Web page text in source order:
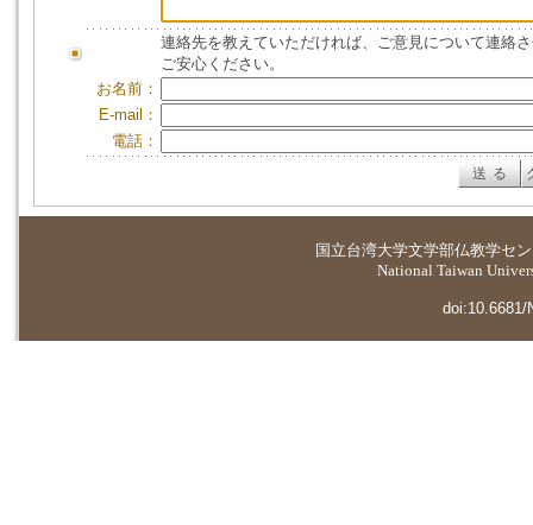
連絡先を教えていただければ、ご意見について連絡
ご安心ください。
お名前：
E-mail：
電話：
国立台湾大学文学部仏教学セ
National Taiwan
doi:10.6681/